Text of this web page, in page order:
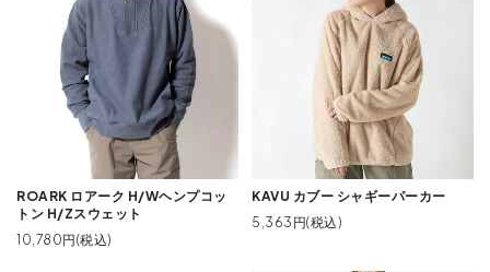
ROARK ロアーク H/Wヘンプコッ
トン H/Zスウェット
10,780円(税込)
KAVU カブー シャギーパーカー
5,363円(税込)